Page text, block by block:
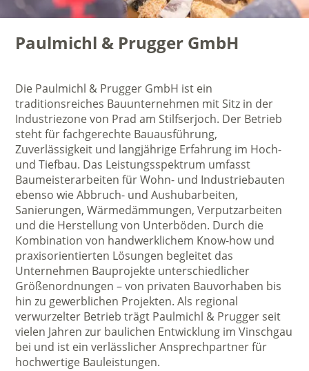
Paulmichl & Prugger GmbH
Die Paulmichl & Prugger GmbH ist ein
traditionsreiches Bauunternehmen mit Sitz in der
Industriezone von Prad am Stilfserjoch. Der Betrieb
steht für fachgerechte Bauausführung,
Zuverlässigkeit und langjährige Erfahrung im Hoch-
und Tiefbau. Das Leistungsspektrum umfasst
Baumeisterarbeiten für Wohn- und Industriebauten
ebenso wie Abbruch- und Aushubarbeiten,
Sanierungen, Wärmedämmungen, Verputzarbeiten
und die Herstellung von Unterböden. Durch die
Kombination von handwerklichem Know-how und
praxisorientierten Lösungen begleitet das
Unternehmen Bauprojekte unterschiedlicher
Größenordnungen – von privaten Bauvorhaben bis
hin zu gewerblichen Projekten. Als regional
verwurzelter Betrieb trägt Paulmichl & Prugger seit
vielen Jahren zur baulichen Entwicklung im Vinschgau
bei und ist ein verlässlicher Ansprechpartner für
hochwertige Bauleistungen.